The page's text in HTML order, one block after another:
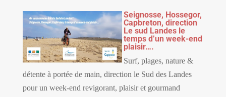
Seignosse, Hossegor,
Capbreton, direction
Le sud Landes le
temps d’un week-end
plaisir….
Surf, plages, nature &
détente à portée de main, direction le Sud des Landes
pour un week-end revigorant, plaisir et gourmand